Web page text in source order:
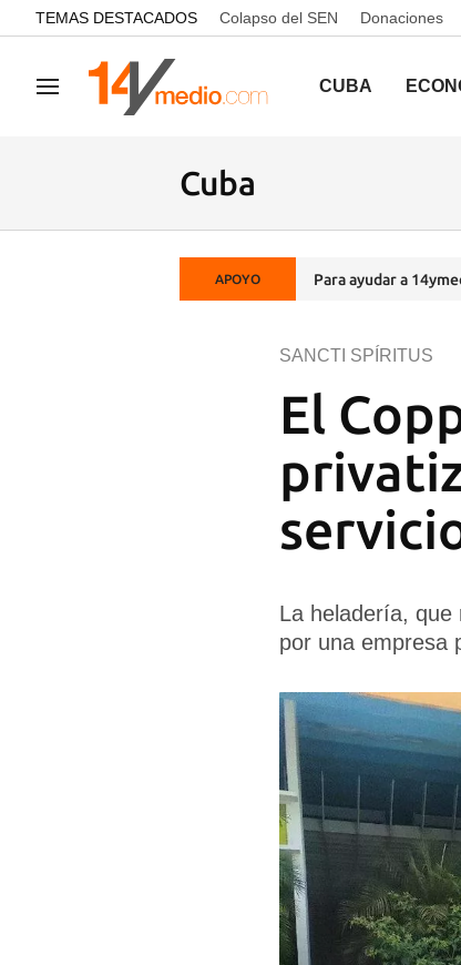
common.go-to-content
TEMAS DESTACADOS Colapso del SEN Donaciones
Navegación CUBA
Cuba
APOYO Para ayudar a
El
SANCTI SPÍRITUS
La heladería, que
por una empresa